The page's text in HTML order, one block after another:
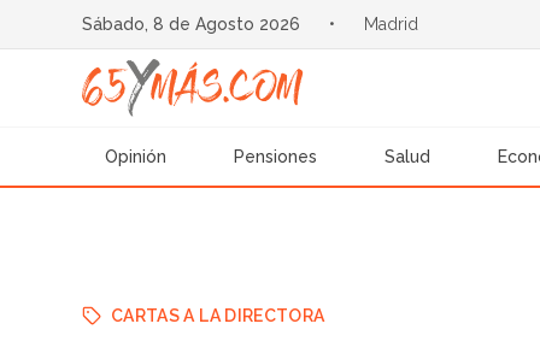
Sábado, 8 de Agosto 2026 • Madrid
Opinión Pensiones Salud
CARTAS A LA DIRECTORA